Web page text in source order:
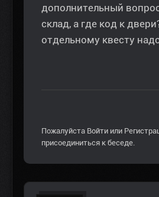
дополнительный
склад, а где код к
отдельному квесту
Пожалуйста Войти или
присоединиться к беседе.